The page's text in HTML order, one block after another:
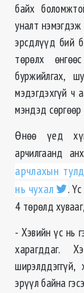
байх
уналт нэмэгдэж
эрсдлүүд бий
төрөлх
буржийлгах,
мэдэгдэхгүй ч
мэндэд
Өнөө үед
арчилгаанд
арчлахын
нь чухал
.
4 төрөлд
- Хэвийн үс нь
харагддаг.
эрүүл байна